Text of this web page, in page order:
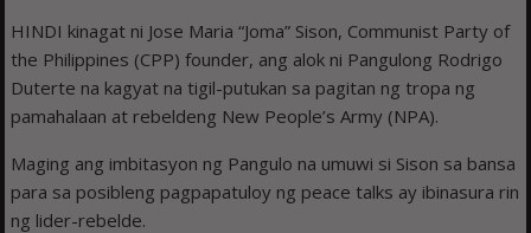
HINDI kinagat ni Jose Maria “Joma” Sison, Communist Party of
the Philippines (CPP) founder, ang alok ni Pangulong Rodrigo
Duterte na kagyat na tigil-putukan sa pagitan ng tropa ng
pamahalaan at rebeldeng New People’s Army (NPA).
Maging ang imbitasyon ng Pangulo na umuwi si Sison sa bansa
para sa posibleng pagpapatuloy ng peace talks ay ibinasura rin
ng lider-rebelde.